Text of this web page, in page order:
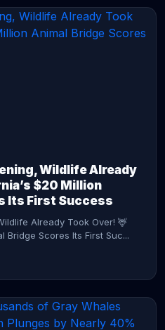
Wildlife Already
$20 Million
Its First Success
Already Took Over! 🦌
Bridge Scores Its First Suc...